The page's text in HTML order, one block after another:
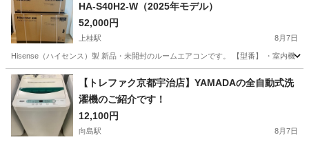
HA-S40H2-W（2025年モデル）
52,000円
上桂駅 8月7日
Hisense（ハイセンス）製 新品・未開封のルームエアコンです。 【型番】 ・室内機
京都 京都市 上桂駅 季節、空調家電
【トレファク京都宇治店】YAMADAの全自動式洗
濯機のご紹介です！
12,100円
向島駅 8月7日